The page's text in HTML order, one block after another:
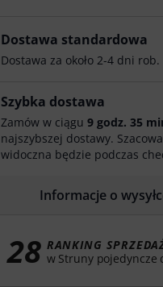
Dostawa standardowa
Dostawa za około 2-4 dni rob.
Szybka dostawa
Zamów w ciągu9 godz. 35
najszybszej dostawy.
widoczna będzie podczas
Informacje o
28 RANKING
w Struny pojedyncze